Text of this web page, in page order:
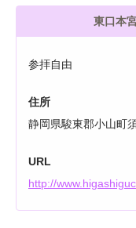
東口本
参拝自由
住所
静岡県駿東郡小山町
URL
http://